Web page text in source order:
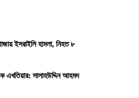
ইসরাইলি হামলা, নিহত ৮
এখতিয়ার: সালাহউদ্দিন আহমদ